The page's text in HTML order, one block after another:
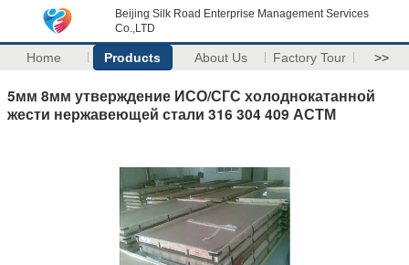
Beijing Silk Road Enterprise Management Services
Co.,LTD
Home Products About Us Factory Tour >>
5мм 8мм утверждение ИСО/СГС холоднокатанной
жести нержавеющей стали 316 304 409 АСТМ